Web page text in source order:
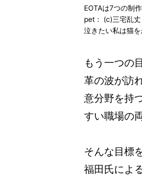
EOTAは7つの制
pet： (c)三宅乱
泣きたい私は猫
もう一つの
革の波が訪
意分野を持
すい職場の
そんな目標
福田氏によ